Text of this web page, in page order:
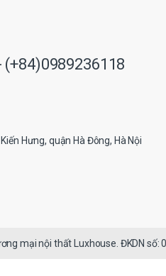
(+84)0989236118
Hưng, quận Hà Đông, Hà Nội
mại nội thất Luxhouse. ĐKDN số: